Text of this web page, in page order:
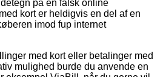
på en falsk online
kort er heldigvis en del af en
imod fup internet
med kort eller betalinger med
mulighed burde du anvende en